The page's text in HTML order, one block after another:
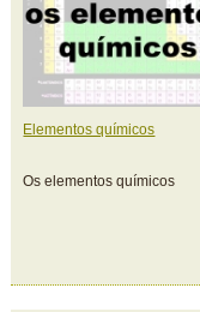
Elementos químicos
Os elementos químicos